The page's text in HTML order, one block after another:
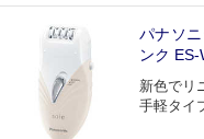
パナソ
ンク
新色でリ
手軽タイ